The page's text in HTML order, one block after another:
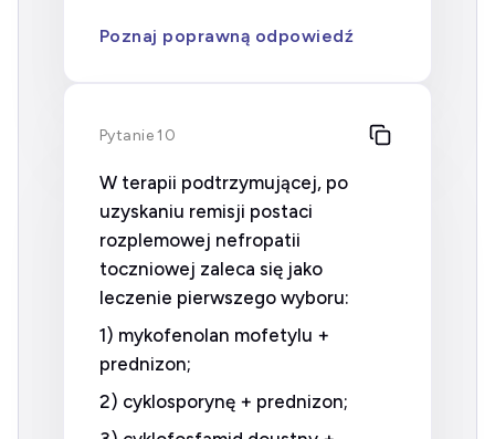
Poznaj poprawną odpowiedź
Pytanie 10
W terapii podtrzymującej, po
uzyskaniu remisji postaci
rozplemowej nefropatii
toczniowej zaleca się jako
leczenie pierwszego wyboru:
1) mykofenolan mofetylu +
prednizon;
2) cyklosporynę + prednizon;